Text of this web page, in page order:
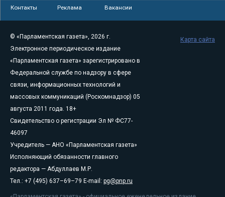
Контакты Реклама Вакансии
© «Парламентская газета», 2026 г.
Электронное периодическое издание
«Парламентская газета» зарегистрировано в
Федеральной службе по надзору в сфере
связи, информационных технологий и
массовых коммуникаций (Роскомнадзор) 05
августа 2011 года. 18+
Свидетельство о регистрации Эл № ФС77-
46097
Учредитель — АНО «Парламентская газета»
Исполняющий обязанности главного
редактора — Абдуллаев М.Р.
Тел.: +7 (495) 637–69–79 E-mail: pg@pnp.ru
Карта сайта